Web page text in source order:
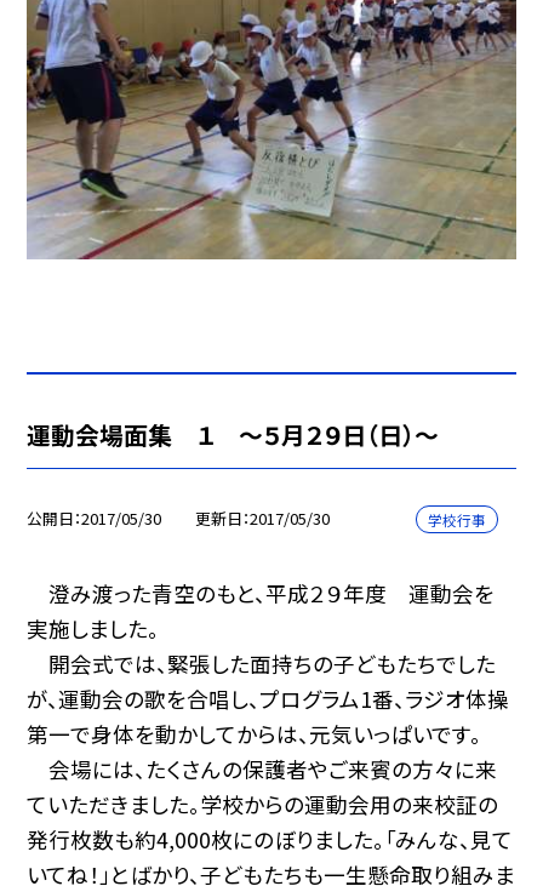
運動会場面集 １ 〜５月２９日（日）〜
公開日 2017/05/30 更新日 2017/05/30 学校行事
澄み渡った青空のもと、平成２９年度 運動会を
実施しました。
開会式では、緊張した面持ちの子どもたちでした
が、運動会の歌を合唱し、プログラム1番、ラジオ体操
第一で身体を動かしてからは、元気いっぱいです。
会場には、たくさんの保護者やご来賓の方々に来
ていただきました。学校からの運動会用の来校証の
発行枚数も約4,000枚にのぼりました。「みんな、見て
いてね！」とばかり、子どもたちも一生懸命取り組みま